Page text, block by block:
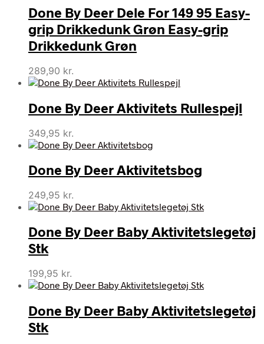
Done By Deer Dele For 149 95 Easy-
grip Drikkedunk Grøn Easy-grip
Drikkedunk Grøn
289,90 kr.
Done By Deer Aktivitets Rullespejl
349,95 kr.
Done By Deer Aktivitetsbog
249,95 kr.
Done By Deer Baby Aktivitetslegetøj
Stk
199,95 kr.
Done By Deer Baby Aktivitetslegetøj
Stk